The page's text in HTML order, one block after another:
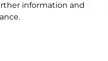
information and